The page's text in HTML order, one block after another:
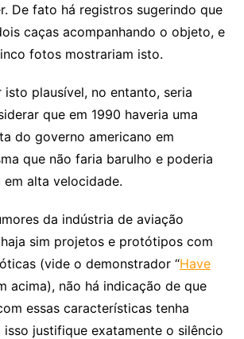
De fato há registros sugerindo que
caças acompanhando o objeto, e
fotos mostrariam isto.
isto plausível, no entanto, seria
que em 1990 haveria uma
do governo americano em
que não faria barulho e poderia
alta velocidade.
da indústria de aviação
sim projetos e protótipos com
(vide o demonstrador “Have
acima), não há indicação de que
essas características tenha
isso justifique exatamente o silêncio